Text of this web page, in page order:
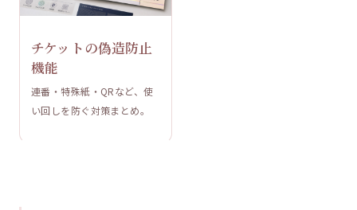
チケットの偽造防止
機能
連番・特殊紙・QRなど、使
い回しを防ぐ対策まとめ。